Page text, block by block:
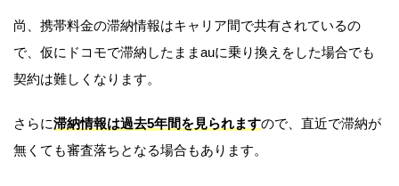
尚、携帯料金の滞納情報はキャリア間で共有されているの
で、仮にドコモで滞納したままauに乗り換えをした場合でも
契約は難しくなります。
さらに滞納情報は過去5年間を見られますので、直近で滞納が
無くても審査落ちとなる場合もあります。